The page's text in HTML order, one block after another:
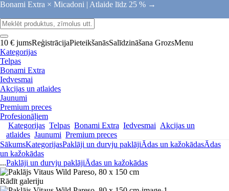
Bonami Extra × Micadoni | Atlaide līdz 25 % →
10 € jumsReģistrācijaPieteikšanāsSalīdzināšana GrozsMenu
Kategorijas
Telpas
Bonami Extra
Iedvesmai
Akcijas un atlaides
Jaunumi
Premium preces
Profesionāļiem
Kategorijas Telpas Bonami Extra Iedvesmai Akcijas un
atlaides Jaunumi Premium preces
SākumsKategorijasPaklāji un durvju paklājiĀdas un kažokādasĀdas
un kažokādas
...Paklāji un durvju paklājiĀdas un kažokādas
Rādīt galeriju